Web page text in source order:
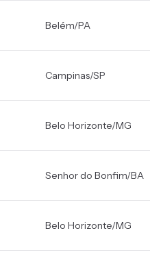
Belém/PA
Campinas/SP
Belo Horizonte/MG
Senhor do Bonfim/BA
Belo Horizonte/MG